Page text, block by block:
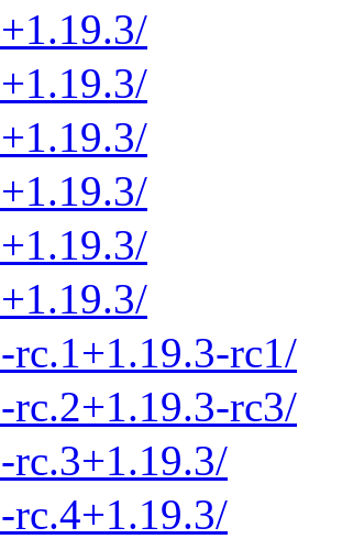
rc.1+1.19.3-rc1/
rc.2+1.19.3-rc3/
rc.3+1.19.3/
rc.4+1.19.3/